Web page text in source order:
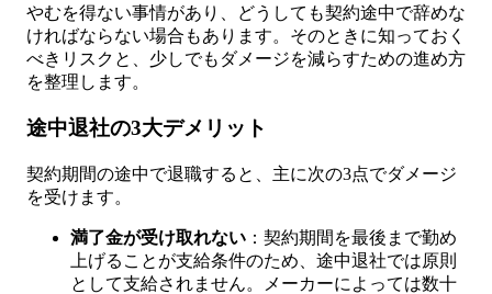
やむを得ない事情があり、どうしても契約途中で辞めな
ければならない場合もあります。そのときに知っておく
べきリスクと、少しでもダメージを減らすための進め方
を整理します。
途中退社の3大デメリット
契約期間の途中で退職すると、主に次の3点でダメージ
を受けます。
満了金が受け取れない ：契約期間を最後まで勤め
上げることが支給条件のため、途中退社では原則
として支給されません。メーカーによっては数十